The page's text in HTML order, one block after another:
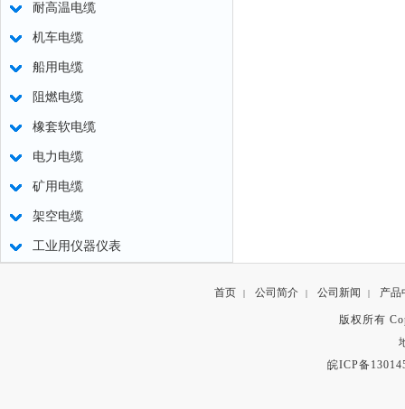
耐高温电缆
机车电缆
船用电缆
阻燃电缆
橡套软电缆
电力电缆
矿用电缆
架空电缆
工业用仪器仪表
首页 | 公司简介 | 公司新闻 | 产品
版权所有
皖ICP备